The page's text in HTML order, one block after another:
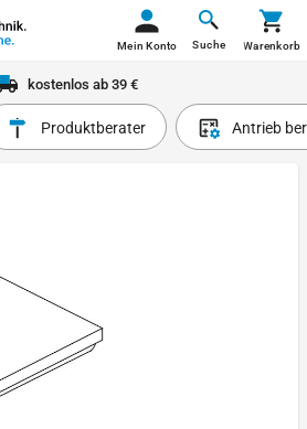
Suche
Mein Konto Warenkorb
kostenlos ab 39 €
Produktberater Antrieb